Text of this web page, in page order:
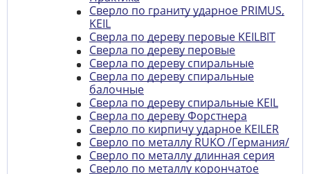
Сверло по граниту ударное PRIMUS,
KEIL
Сверла по дереву перовые KEILBIT
Сверла по дереву перовые
Сверла по дереву спиральные
Сверла по дереву спиральные
балочные
Сверла по дереву спиральные KEIL
Сверла по дереву Форстнера
Сверло по кирпичу ударное KEILER
Сверло по металлу RUKO /Германия/
Сверло по металлу длинная серия
Сверло по металлу корончатое